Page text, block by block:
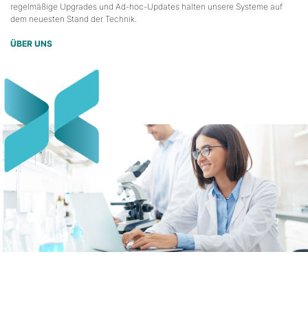
regelmäßige Upgrades und Ad-hoc-Updates halten unsere Systeme auf
dem neuesten Stand der Technik.
ÜBER UNS